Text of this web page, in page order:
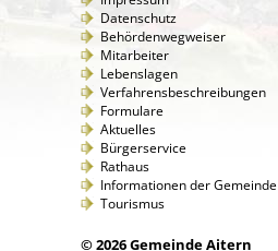
Datenschutz
Behördenwegweiser
Mitarbeiter
Lebenslagen
Verfahrensbeschreibungen
Formulare
Aktuelles
Bürgerservice
Rathaus
Informationen der Gemeinde
Tourismus
© 2026 Gemeinde Aitern